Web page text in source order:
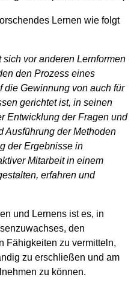
Lernen wie folgt
vor anderen Lernformen
den Prozess eines
die Gewinnung von auch für
gerichtet ist, in seinen
Entwicklung der Fragen und
Ausführung der Methoden
der Ergebnisse in
Mitarbeit in einem
erfahren und
und Lernens ist es, in
den
Fähigkeiten zu vermitteln,
zu erschließen und am
zu können.